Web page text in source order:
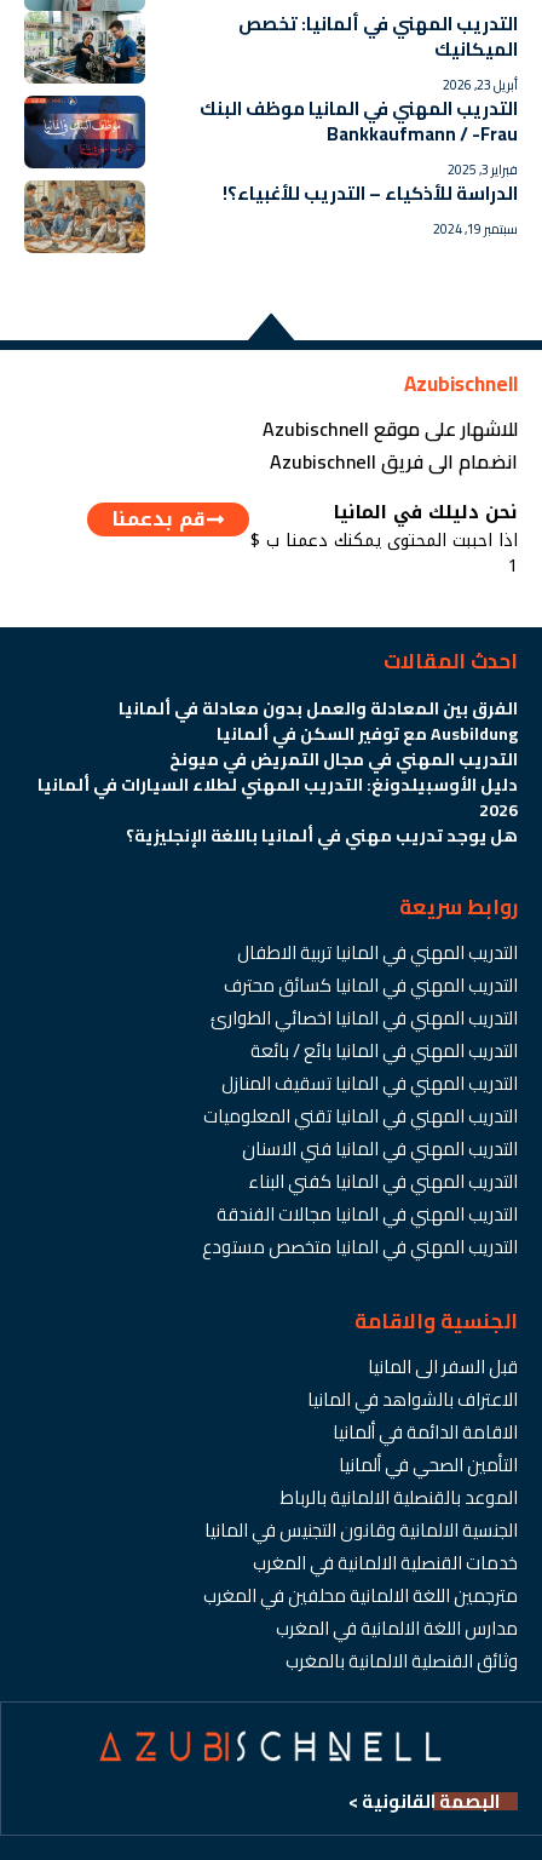
التدريب المهني في ألمانيا: تخصص
الميكانيك
أبريل 23, 2026
التدريب المهني في المانيا موظف البنك
Bankkaufmann / -Frau
فبراير 3, 2025
الدراسة للأذكياء – التدريب للأغبياء؟!
سبتمبر 19, 2024
Azubischnell
للاشهار على موقع Azubischnell
انضمام الى فريق Azubischnell
نحن دليلك في المانيا
اذا احببت المحتوى يمكنك دعمنا ب $
1
قم بدعمنا
احدث المقالات
الفرق بين المعادلة والعمل بدون معادلة في ألمانيا
Ausbildung مع توفير السكن في ألمانيا
التدريب المهني في مجال التمريض في ميونخ
دليل الأوسبيلدونغ: التدريب المهني لطلاء السيارات في ألمانيا
2026
هل يوجد تدريب مهني في ألمانيا باللغة الإنجليزية؟
روابط سريعة
التدريب المهني في المانيا تربية الاطفال
التدريب المهني في المانيا كسائق محترف
التدريب المهني في المانيا اخصائي الطوارئ
التدريب المهني في المانيا بائع / بائعة
التدريب المهني في المانيا تسقيف المنازل
التدريب المهني في المانيا تقني المعلوميات
التدريب المهني في المانيا فني الاسنان
التدريب المهني في المانيا كفني البناء
التدريب المهني في المانيا مجالات الفندقة
التدريب المهني في المانيا متخصص مستودع
الجنسية والاقامة
قبل السفر الى المانيا
الاعتراف بالشواهد في المانيا
الاقامة الدائمة في ألمانيا
التأمين الصحي في ألمانيا
الموعد بالقنصلية الالمانية بالرباط
الجنسية الالمانية وقانون التجنيس في المانيا
خدمات القنصلية الالمانية في المغرب
مترجمين اللغة الالمانية محلفين في المغرب
مدارس اللغة الالمانية في المغرب
وثائق القنصلية الالمانية بالمغرب
البصمة القانونية >